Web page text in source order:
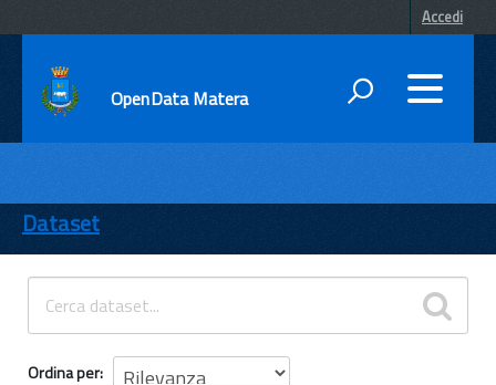
Accedi
OpenData Matera
ENTI
TEMI
INFORMAZIONI
Dataset
Ordina per